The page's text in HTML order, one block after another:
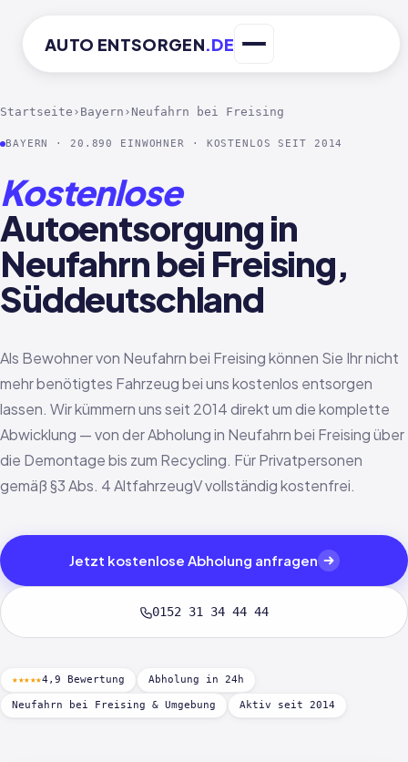
AUTO ENTSORGEN.DE
Startseite › Bayern › Neufahrn bei Freising
BAYERN · 20.890 EINWOHNER · KOSTENLOS SEIT 2014
Kostenlose
Autoentsorgung in
Neufahrn bei Freising,
Süddeutschland
Als Bewohner von Neufahrn bei Freising können Sie Ihr nicht
mehr benötigtes Fahrzeug bei uns kostenlos entsorgen
lassen. Wir kümmern uns seit 2014 direkt um die komplette
Abwicklung — von der Abholung in Neufahrn bei Freising über
die Demontage bis zum Recycling. Für Privatpersonen
gemäß §3 Abs. 4 AltfahrzeugV vollständig kostenfrei.
Jetzt kostenlose Abholung anfragen
0152 31 34 44 44
★★★★★4,9 Bewertung Abholung in 24h
Neufahrn bei Freising & Umgebung Aktiv seit 2014